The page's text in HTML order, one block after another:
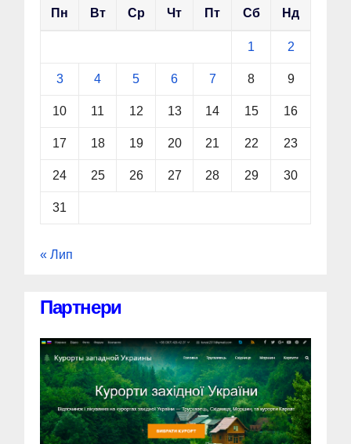
Пн Вт Ср Чт Пт Сб Нд
1 2
3 4 5 6 7 8 9
10 11 12 13 14 15 16
17 18 19 20 21 22 23
24 25 26 27 28 29 30
31
« Лип
Партнери